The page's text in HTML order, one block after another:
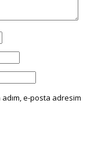
e-posta adresim